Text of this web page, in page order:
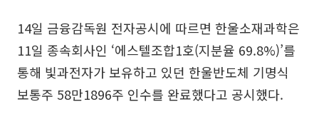
14일 금융감독원 전자공시에 따르면 한울소재과학은
11일 종속회사인 ‘에스텔조합1호(지분율 69.8%)’를
통해 빛과전자가 보유하고 있던 한울반도체 기명식
보통주 58만1896주 인수를 완료했다고 공시했다.